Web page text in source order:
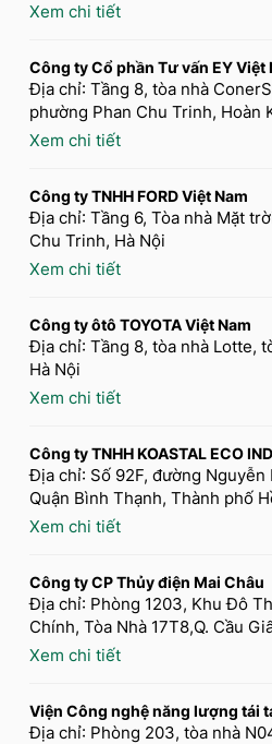
Xem chi tiết
Công ty Cổ phần Tư vấn EY Việt
Địa chỉ: Tầng 8, tòa nhà
phường Phan Chu Trinh, Hoàn
Xem chi tiết
Công ty TNHH FORD Việt Nam
Địa chỉ: Tầng 6, Tòa nhà Mặt
Chu Trinh, Hà Nội
Xem chi tiết
Công ty ôtô TOYOTA Việt Nam
Địa chỉ: Tầng 8, tòa nhà Lotte,
Hà Nội
Xem chi tiết
Công ty TNHH KOASTAL ECO
Địa chỉ: Số 92F, đường Nguyễn
Quận Bình Thạnh, Thành phố
Xem chi tiết
Công ty CP Thủy điện Mai Châu
Địa chỉ: Phòng 1203, Khu Đô
Chính, Tòa Nhà 17T8,Q. Cầu
Xem chi tiết
Viện Công nghệ năng lượng tái
Địa chỉ: Phòng 203, tòa nhà